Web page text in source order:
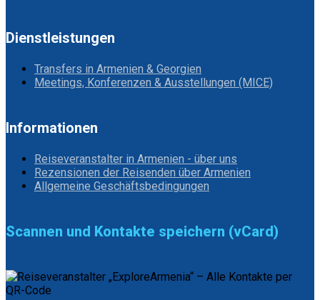
Dienstleistungen
Transfers in Armenien & Georgien
Meetings, Konferenzen & Ausstellungen (MICE)
Informationen
Reiseveranstalter in Armenien - über uns
Rezensionen der Reisenden über Armenien
Allgemeine Geschäftsbedingungen
Scannen und Kontakte speichern (vCard)